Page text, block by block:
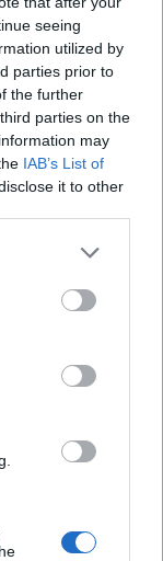
seeing
utilized by
parties prior to
the further
parties on the
may
IAB’s List of
it to other
Dinamo
Fjodor
(molemmat
(Severstal), Pavel
Seuraava artikkeli